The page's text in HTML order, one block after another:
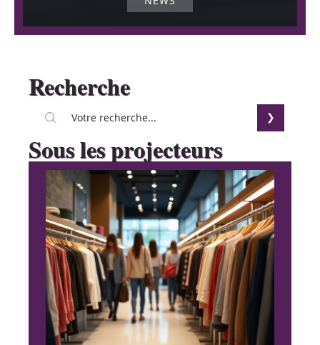
Recherche
Sous les projecteurs